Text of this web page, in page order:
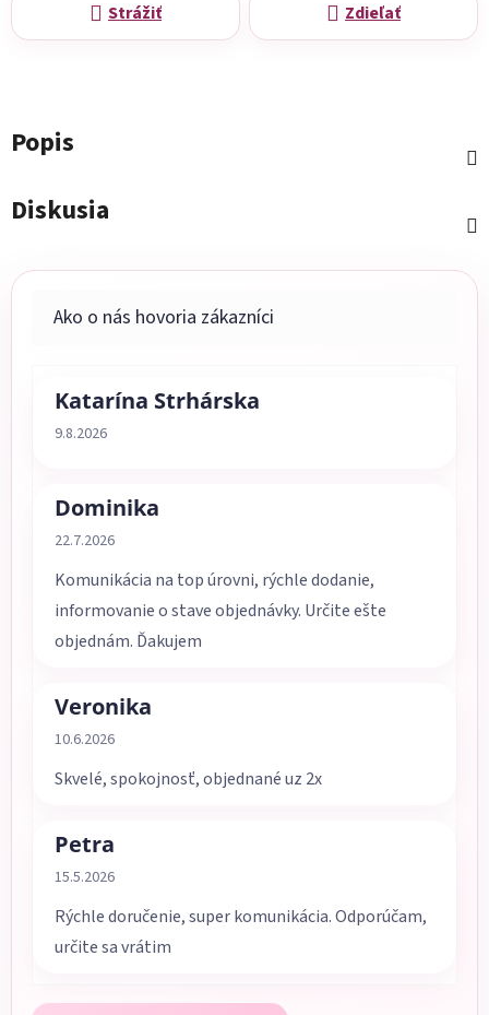
Strážiť Zdieľať
Popis
Diskusia
Katarína Strhárska
Hodnotenie obchodu je 5 z 5 hviezdičiek.
9.8.2026
Dominika
Hodnotenie obchodu je 5 z 5 hviezdičiek.
22.7.2026
Komunikácia na top úrovni, rýchle dodanie,
informovanie o stave objednávky. Určite ešte
objednám. Ďakujem
Veronika
Hodnotenie obchodu je 5 z 5 hviezdičiek.
10.6.2026
Skvelé, spokojnosť, objednané uz 2x
Petra
Hodnotenie obchodu je 5 z 5 hviezdičiek.
15.5.2026
Rýchle doručenie, super komunikácia. Odporúčam,
určite sa vrátim